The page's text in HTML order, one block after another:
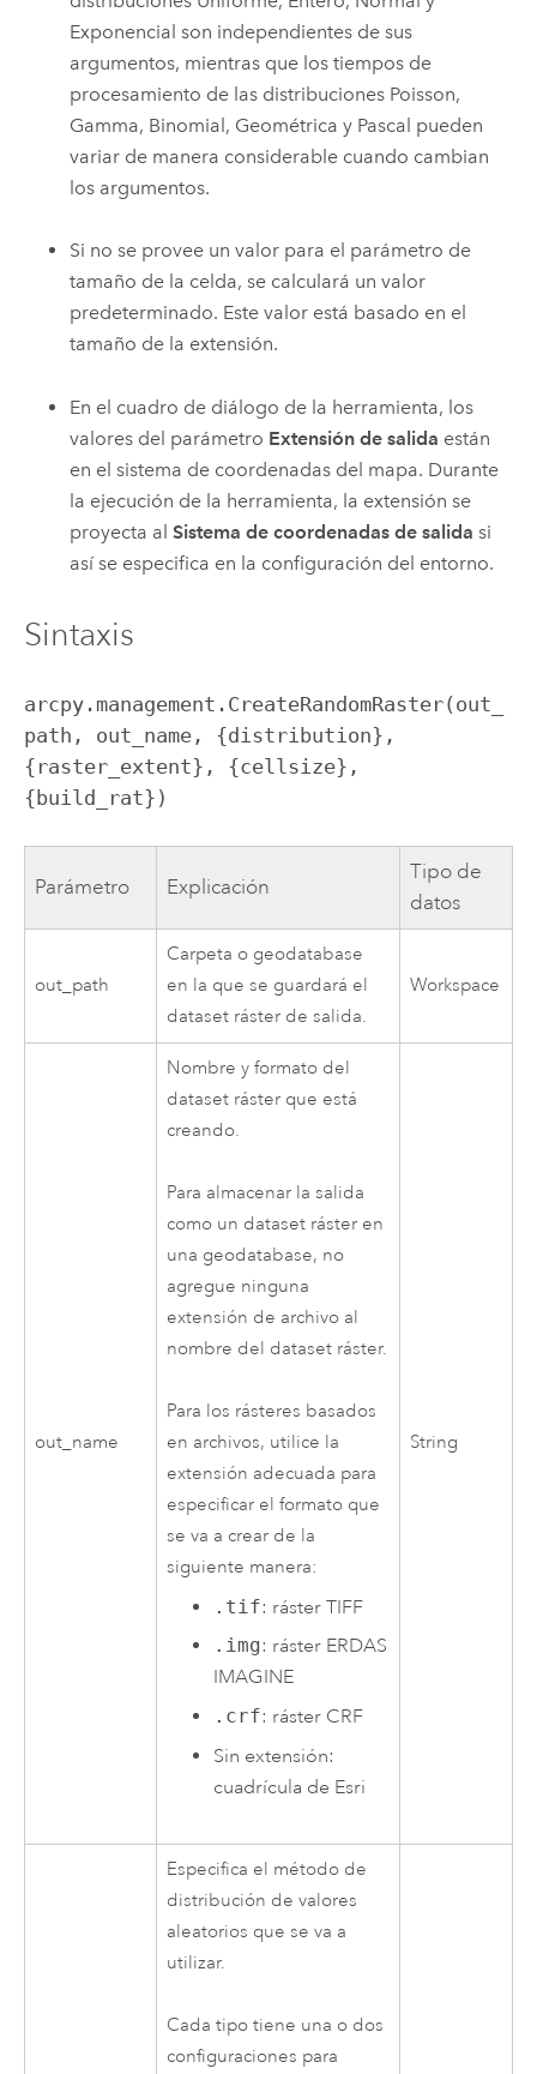
Exponencial son independientes de sus
argumentos, mientras que los tiempos de
procesamiento de las distribuciones Poisson,
Gamma, Binomial, Geométrica y Pascal pueden
variar de manera considerable cuando cambian
los argumentos.
Si no se provee un valor para el parámetro de
tamaño de la celda, se calculará un valor
predeterminado. Este valor está basado en el
tamaño de la extensión.
En el cuadro de diálogo de la herramienta, los
valores del parámetro Extensión de salida están
en el sistema de coordenadas del mapa. Durante
la ejecución de la herramienta, la extensión se
proyecta alSistema de coordenadas de salida si
así se especifica en la configuración del entorno.
Sintaxis
arcpy.management.CreateRandomRaster(out_
path, out_name, {distribution},
{raster_extent}, {cellsize},
{build_rat})
Parámetro Explicación
Tipo de
datos
out_path
Carpeta o geodatabase
en la que se guardará el
dataset ráster de salida.
Workspace
out_name
Nombre y formato del
dataset ráster que está
creando.
Para almacenar la salida
como un dataset ráster en
una geodatabase, no
agregue ninguna
extensión de archivo al
nombre del dataset ráster.
Para los rásteres basados
en archivos, utilice la
extensión adecuada para
especificar el formato que
se va a crear de la
siguiente manera:
.tif: ráster TIFF
.img: ráster ERDAS
IMAGINE
.crf: ráster CRF
Sin extensión:
cuadrícula de Esri
String
Especifica el método de
distribución de valores
aleatorios que se va a
utilizar.
Cada tipo tiene una o dos
configuraciones para